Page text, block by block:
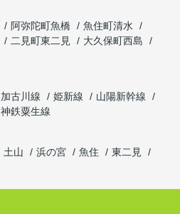
阿弥陀町魚橋
魚住町清水
二見町東二見
大久保町西島
加古川線 姫新線
山陽新幹線
神鉄粟生線
土山 浜の宮 魚住
東二見